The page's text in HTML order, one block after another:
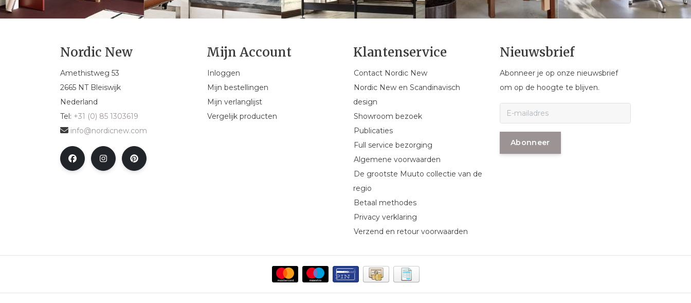
Nordic New
Amethistweg 53
2665 NT Bleiswijk
Nederland
Tel: +31 (0) 85 1303619
info@nordicnew.com
Mijn Account
Inloggen
Mijn bestellingen
Mijn verlanglijst
Vergelijk producten
Klantenservice
Contact Nordic New
Nordic New en Scandinavisch
design
Showroom bezoek
Publicaties
Full service bezorging
Algemene voorwaarden
De grootste Muuto collectie van de
regio
Betaal methodes
Privacy verklaring
Verzend en retour voorwaarden
Nieuwsbrief
Abonneer je op onze nieuwsbrief
om op de hoogte te blijven.
Abonneer